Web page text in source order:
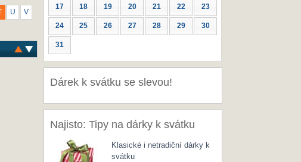
U V
17 18 19 20 21 22 23
24 25 26 27 28 29 30
31
Dárek k svátku se slevou!
Najisto: Tipy na dárky k svátku
Klasické i netradiční dárky k
svátku